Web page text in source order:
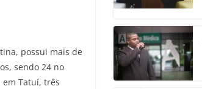
possui mais de
sendo 24 no
em Tatuí, três